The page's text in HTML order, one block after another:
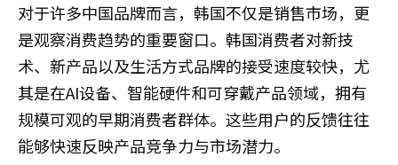
对于许多中国品牌而言，韩国不仅是销售市场，更
是观察消费趋势的重要窗口。韩国消费者对新技
术、新产品以及生活方式品牌的接受速度较快，尤
其是在AI设备、智能硬件和可穿戴产品领域，拥有
规模可观的早期消费者群体。这些用户的反馈往往
能够快速反映产品竞争力与市场潜力。